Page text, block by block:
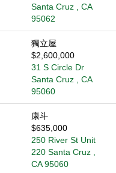
Santa Cruz , CA
95062
獨立屋
$2,600,000
31 S Circle Dr
Santa Cruz , CA
95060
康斗
$635,000
250 River St Unit
220 Santa Cruz ,
CA 95060